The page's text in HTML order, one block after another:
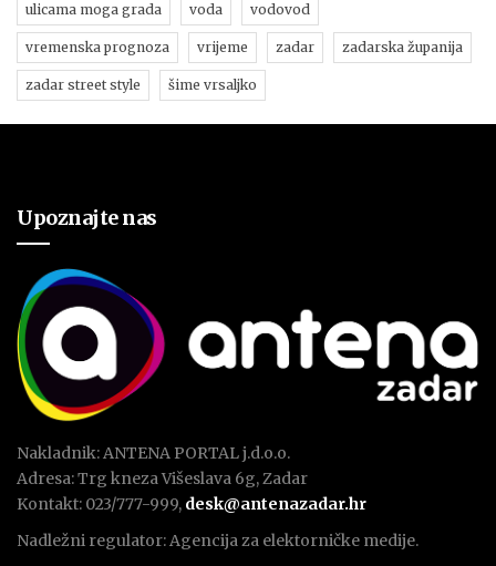
ulicama moga grada voda vodovod
vremenska prognoza vrijeme zadar zadarska županija
zadar street style šime vrsaljko
Upoznajte nas
Nakladnik: ANTENA PORTAL j.d.o.o.
Adresa: Trg kneza Višeslava 6g, Zadar
Kontakt: 023/777-999, desk@antenazadar.hr
Nadležni regulator: Agencija za elektorničke medije.